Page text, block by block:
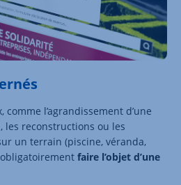
l’agrandissement d’une
les reconstructions ou les
un terrain (piscine, véranda,
faire l’objet d’une